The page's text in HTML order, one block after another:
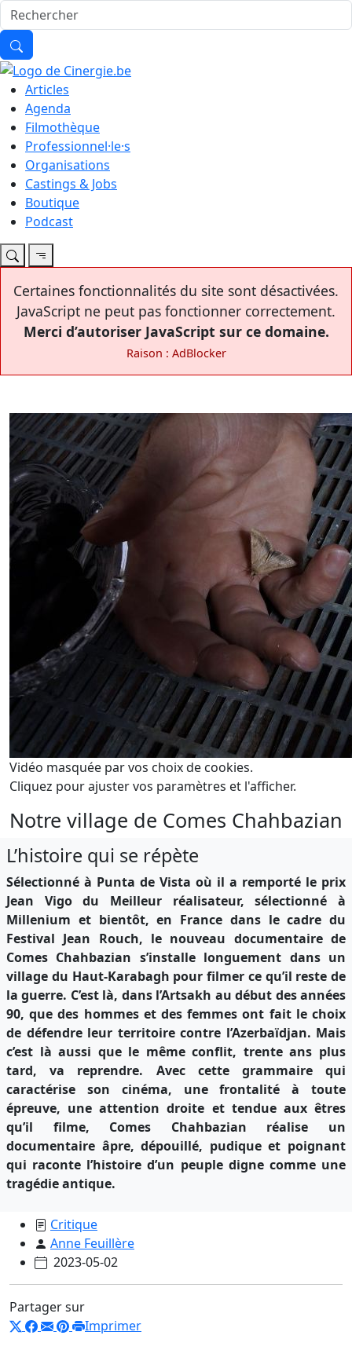
Articles
Agenda
Filmothèque
Professionnel·le·s
Organisations
Castings & Jobs
Boutique
Podcast
Certaines fonctionnalités du site sont désactivées.
JavaScript ne peut pas fonctionner correctement.
Merci d’autoriser JavaScript sur ce domaine.
Raison : AdBlocker
Vidéo masquée par vos choix de cookies.
Cliquez pour ajuster vos paramètres et l'afficher.
Notre village de Comes Chahbazian
L’histoire qui se répète
Sélectionné à Punta de Vista où il a remporté le prix
Jean Vigo du Meilleur réalisateur, sélectionné à
Millenium et bientôt, en France dans le cadre du
Festival Jean Rouch, le nouveau documentaire de
Comes Chahbazian s’installe longuement dans un
village du Haut-Karabagh pour filmer ce qu’il reste de
la guerre. C’est là, dans l’Artsakh au début des années
90, que des hommes et des femmes ont fait le choix
de défendre leur territoire contre l’Azerbaïdjan. Mais
c’est là aussi que le même conflit, trente ans plus
tard, va reprendre. Avec cette grammaire qui
caractérise son cinéma, une frontalité à toute
épreuve, une attention droite et tendue aux êtres
qu’il filme, Comes Chahbazian réalise un
documentaire âpre, dépouillé, pudique et poignant
qui raconte l’histoire d’un peuple digne comme une
tragédie antique.
Critique
Anne Feuillère
2023-05-02
Partager sur
Imprimer